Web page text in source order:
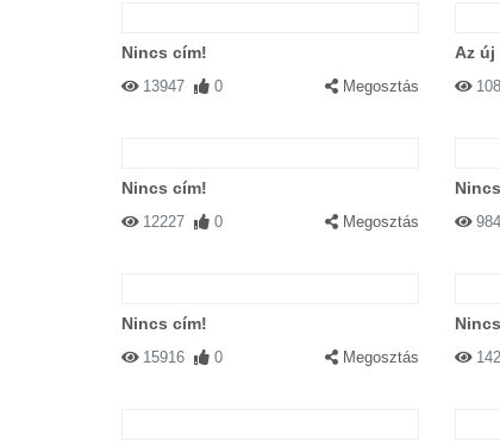
Nincs cím!
13947 0 Megosztás
Az új
Nincs cím!
12227 0 Megosztás
Nincs cím!
15916 0 Megosztás